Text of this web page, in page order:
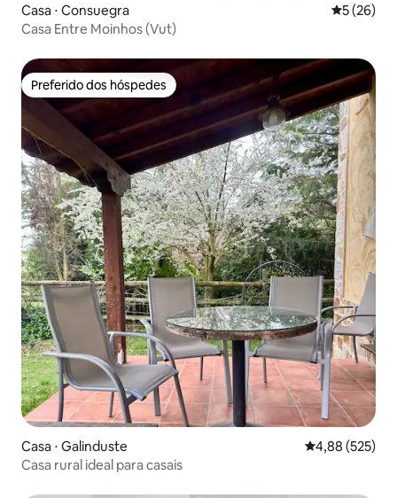
Casa ⋅ Consuegra 5 de uma
5 (26)
Casa Entre Moinhos (Vut)
Preferido dos hóspedes
Preferido dos hóspedes
Casa ⋅ Galinduste 4,88 de uma
4,88 (525)
Casa rural ideal para casais